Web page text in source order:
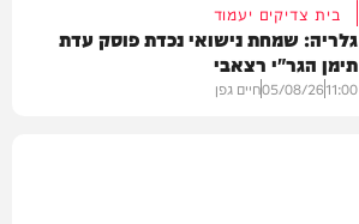
בית צדיקים יעמוד
גלריה: שמחת נישואי נכדת פוסק עדת
תימן הגר"י רצאבי
11:00
05/08/26חיים גפן